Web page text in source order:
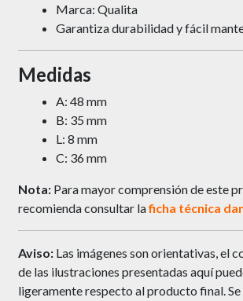
Marca: Qualita
Garantiza durabilidad y fácil
Medidas
A: 48 mm
B: 35 mm
L: 8 mm
C: 36 mm
Nota:Para mayor comprensión de este
recomienda consultar laficha técnica
Aviso: Las imágenes son orientativas, el
de las ilustraciones presentadas aquí
ligeramente respecto al producto final. Se